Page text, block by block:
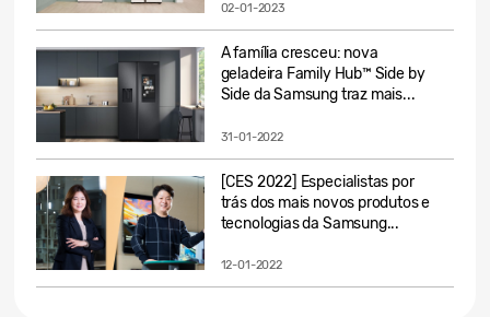
02-01-2023
A família cresceu: nova
geladeira Family Hub™ Side by
Side da Samsung traz mais...
31-01-2022
[CES 2022] Especialistas por
trás dos mais novos produtos e
tecnologias da Samsung...
12-01-2022